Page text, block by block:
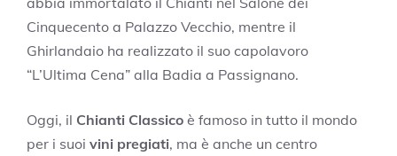
Cinquecento a Palazzo Vecchio, mentre il
Ghirlandaio ha realizzato il suo capolavoro
“L’Ultima Cena” alla Badia a Passignano.
Oggi, il Chianti Classico è famoso in tutto il mondo
per i suoi vini pregiati, ma è anche un centro